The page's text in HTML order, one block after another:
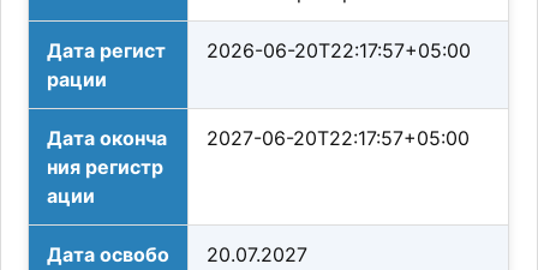
Дата регист
рации
2026-06-20T22:17:57+05:00
Дата оконча
ния регистр
ации
2027-06-20T22:17:57+05:00
Дата освобо
20.07.2027